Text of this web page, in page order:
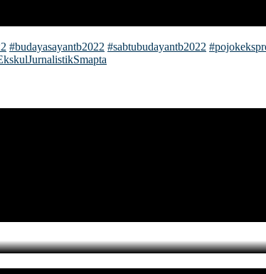
#budayasayantb2022 #sabtubudayantb2022